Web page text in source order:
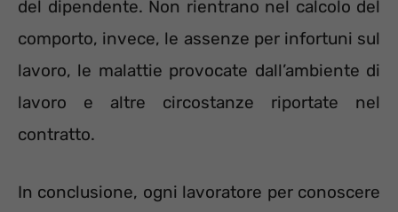
del dipendente. Non rientrano nel calcolo del
comporto, invece, le assenze per infortuni sul
lavoro, le malattie provocate dall’ambiente di
lavoro e altre circostanze riportate nel
contratto.
In conclusione, ogni lavoratore per conoscere